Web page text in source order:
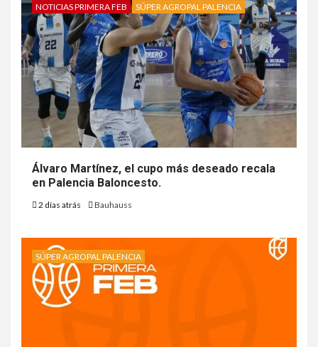
NOTICIAS PRIMERA FEB SÚPER AGROPAL PALENCIA
Álvaro Martínez, el cupo más deseado recala
en Palencia Baloncesto.
2 días atrás Bauhauss
SÚPER AGROPAL PALENCIA